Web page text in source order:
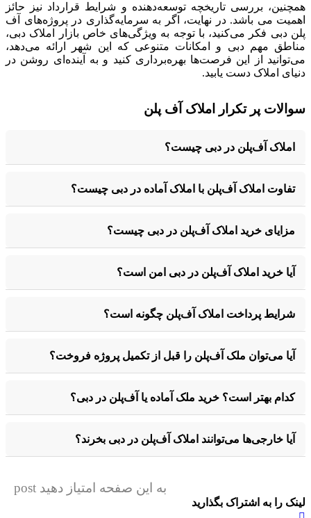
همچنین، بررسی تاریخچه توسعه‌دهنده و شرایط قرارداد نیز حائز
اهمیت می باشد. در نهایت، اگر به سرمایه‌گذاری در پروژه‌های آف
پلن دبی فکر می‌کنید، با توجه به ویژگی‌های خاص بازار املاک دبی،
مناطق مهم دبی و امکانات متنوعی که این شهر ارائه می‌دهد،
می‌توانید از این فرصت‌ها بهره‌برداری کنید و به آینده‌ای روشن در
دنیای املاک دست یابید.
سوالات پر تکرار املاک آف پلن
املاک آف‌پلن در دبی چیست؟
تفاوت املاک آف‌پلن با املاک آماده در دبی چیست؟
مزایای خرید املاک آف‌پلن در دبی چیست؟
آیا خرید املاک آف‌پلن در دبی امن است؟
شرایط پرداخت املاک آف‌پلن چگونه است؟
آیا می‌توان ملک آف‌پلن را قبل از تکمیل پروژه فروخت؟
کدام بهتر است؟ خرید ملک آماده یا آف‌پلن در دبی؟
آیا خارجی‌ها می‌توانند املاک آف‌پلن در دبی بخرند؟
به این صفحه امتیاز دهید post
لینک را به اشتراک بگذارید